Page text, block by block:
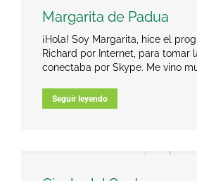
Margarita de Padua
¡Hola! Soy Margarita, hice el
Richard por Internet, para tomar
conectaba por Skype. Me vino
Seguir leyendo